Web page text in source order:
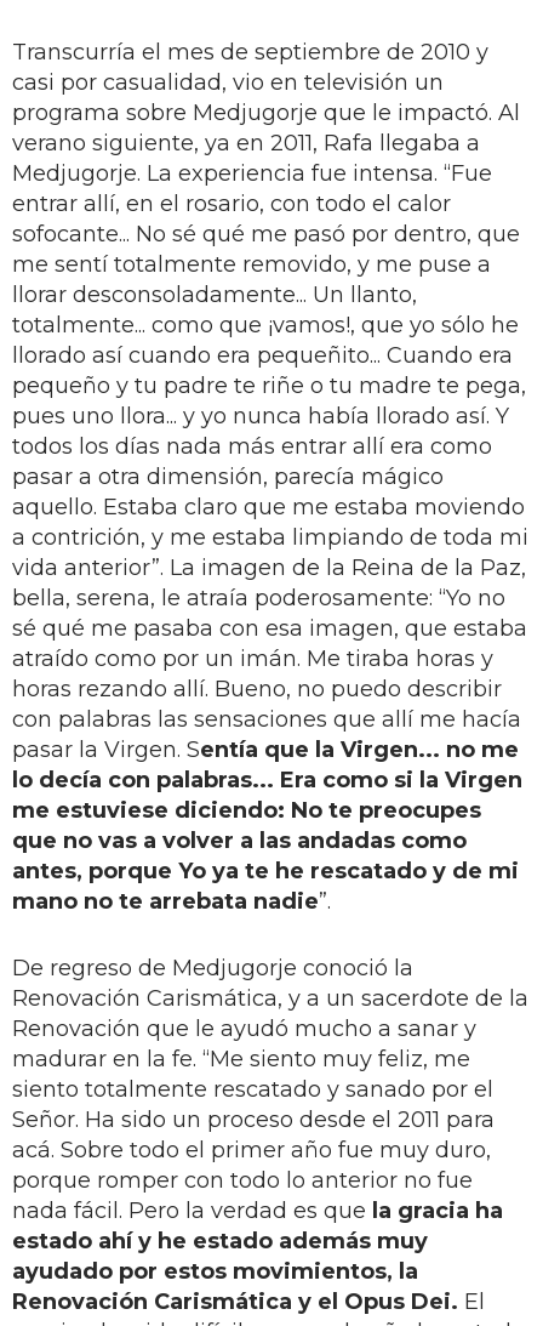
Transcurría el mes de septiembre de 2010 y
casi por casualidad, vio en televisión un
programa sobre Medjugorje que le impactó. Al
verano siguiente, ya en 2011, Rafa llegaba a
Medjugorje. La experiencia fue intensa. “Fue
entrar allí, en el rosario, con todo el calor
sofocante... No sé qué me pasó por dentro, que
me sentí totalmente removido, y me puse a
llorar desconsoladamente... Un llanto,
totalmente... como que ¡vamos!, que yo sólo he
llorado así cuando era pequeñito... Cuando era
pequeño y tu padre te riñe o tu madre te pega,
pues uno llora... y yo nunca había llorado así. Y
todos los días nada más entrar allí era como
pasar a otra dimensión, parecía mágico
aquello. Estaba claro que me estaba moviendo
a contrición, y me estaba limpiando de toda mi
vida anterior”. La imagen de la Reina de la Paz,
bella, serena, le atraía poderosamente: “Yo no
sé qué me pasaba con esa imagen, que estaba
atraído como por un imán. Me tiraba horas y
horas rezando allí. Bueno, no puedo describir
con palabras las sensaciones que allí me hacía
pasar la Virgen. Sentía que la Virgen... no me
lo decía con palabras... Era como si la Virgen
me estuviese diciendo: No te preocupes
que no vas a volver a las andadas como
antes, porque Yo ya te he rescatado y de mi
mano no te arrebata nadie”.
De regreso de Medjugorje conoció la
Renovación Carismática, y a un sacerdote de la
Renovación que le ayudó mucho a sanar y
madurar en la fe. “Me siento muy feliz, me
siento totalmente rescatado y sanado por el
Señor. Ha sido un proceso desde el 2011 para
acá. Sobre todo el primer año fue muy duro,
porque romper con todo lo anterior no fue
nada fácil. Pero la verdad es que la gracia ha
estado ahí y he estado además muy
ayudado por estos movimientos, la
Renovación Carismática y el Opus Dei. El